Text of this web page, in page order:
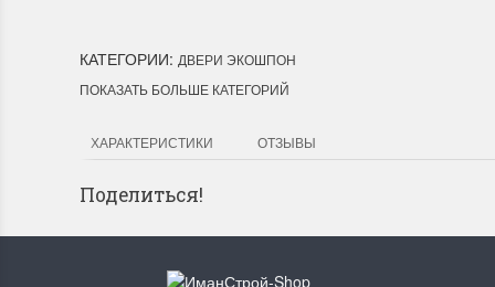
КАТЕГОРИИ: ДВЕРИ ЭКОШПОН
ПОКАЗАТЬ БОЛЬШЕ КАТЕГОРИЙ
ХАРАКТЕРИСТИКИ ОТЗЫВЫ
Поделиться!